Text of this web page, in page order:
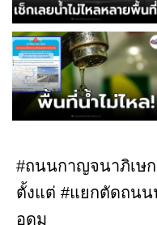
#ถนนกาญจนาภิเษ
ตั้งแต่ #แยกตัดถนน
อุดม